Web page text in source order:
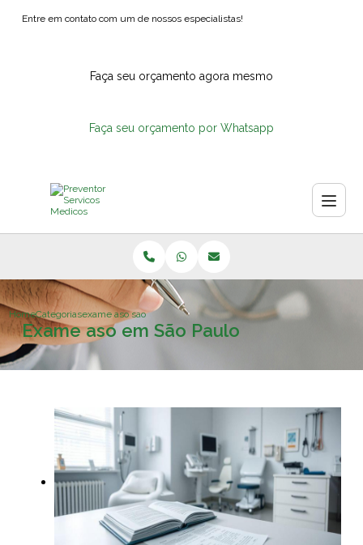
Entre em contato com um de nossos especialistas!
Faça seu orçamento agora mesmo
Faça seu orçamento por Whatsapp
HomeCategoriasexame aso sao paulo
Exame aso em São Paulo